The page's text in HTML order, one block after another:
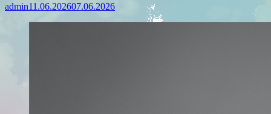
admin11.06.202607.06.2026